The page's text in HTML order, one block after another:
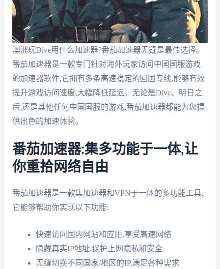
澳洲玩Dive用什么加速器?番茄加速器无疑是最佳选择。
番茄加速器是一款专门针对海外玩家访问中国国服游戏
的加速器软件,它拥有多条高速稳定的回国专线,能够有效
提升游戏访问速度,大幅降低延迟。无论是Dive、明日之
后,还是其他任何中国国服的游戏,番茄加速器都能为您提
供出色的加速体验。
番茄加速器:集多功能于一体,让
你重拾网络自由
番茄加速器是一款集加速器和VPN于一体的多功能工具,
它能够帮助你实现以下功能:
快速访问国内网站和应用,享受高速网络
隐藏真实IP地址,保护上网隐私和安全
无缝切换不同国家/地区的IP,满足各种需求